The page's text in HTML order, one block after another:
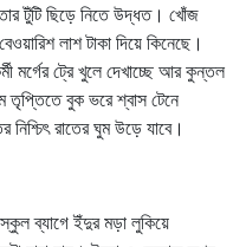
টুঁটি ছিড়ে নিতে উদ্ধত। খোঁজ
লাশ টাকা দিয়ে কিনেছে।
মর্গের ট্রে খুলে দেখাচ্ছে আর কুন্তল
তৃপ্তিতে বুক ভরে শ্বাস টেনে
রাতের ঘুম উড়ে যাবে।
ব্যাগে ইঁদুর মড়া লুকিয়ে